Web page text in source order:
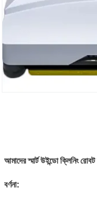
আমাদের স্মার্ট উইন্ডো ক্লিনিং
বর্ণনা: